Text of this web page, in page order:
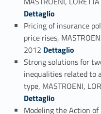
Dettaglio
Pricing of insurance
price rises,
2012 Link identifier #identifier_person_58617-34
Dettaglio
Strong solutions for
inequalities related to
type, MASTROENI,
Dettaglio
Modeling the Action of